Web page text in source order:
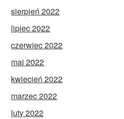
sierpień 2022
lipiec 2022
czerwiec 2022
maj 2022
kwiecień 2022
marzec 2022
luty 2022